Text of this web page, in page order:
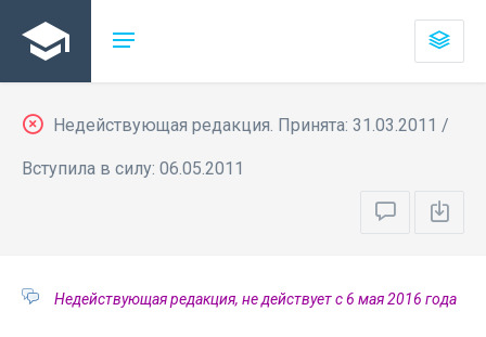
Недействующая редакция. Принята: 31.03.2011 /
Вступила в силу: 06.05.2011
Недействующая редакция, не действует с 6 мая 2016 года